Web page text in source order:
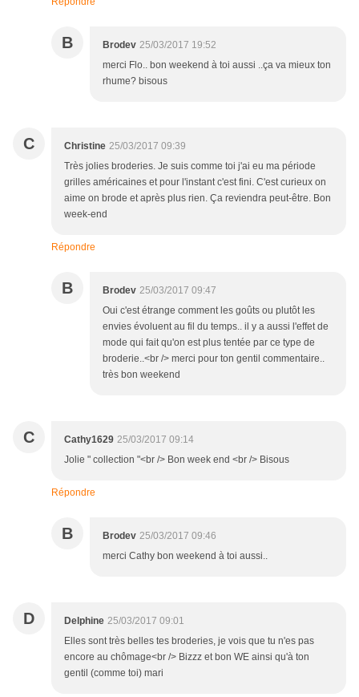
B Brodev 25/03/2017 19:52
merci Flo.. bon weekend à toi aussi ..ça va mieux ton
rhume? bisous
C Christine 25/03/2017 09:39
Très jolies broderies. Je suis comme toi j'ai eu ma période
grilles américaines et pour l'instant c'est fini. C'est curieux on
aime on brode et après plus rien. Ça reviendra peut-être. Bon
week-end
Répondre
B Brodev 25/03/2017 09:47
Oui c'est étrange comment les goûts ou plutôt les
envies évoluent au fil du temps.. il y a aussi l'effet de
mode qui fait qu'on est plus tentée par ce type de
broderie..<br /> merci pour ton gentil commentaire..
très bon weekend
C Cathy1629 25/03/2017 09:14
Jolie " collection "<br /> Bon week end <br /> Bisous
Répondre
B Brodev 25/03/2017 09:46
merci Cathy bon weekend à toi aussi..
D Delphine 25/03/2017 09:01
Elles sont très belles tes broderies, je vois que tu n'es pas
encore au chômage<br /> Bizzz et bon WE ainsi qu'à ton
gentil (comme toi) mari